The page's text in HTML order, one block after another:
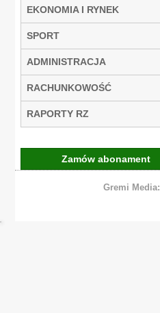
EKONOMIA I RYNEK
SPORT
ADMINISTRACJA
RACHUNKOWOŚĆ
RAPORTY RZ
Zamów abonament
Gremi Media: